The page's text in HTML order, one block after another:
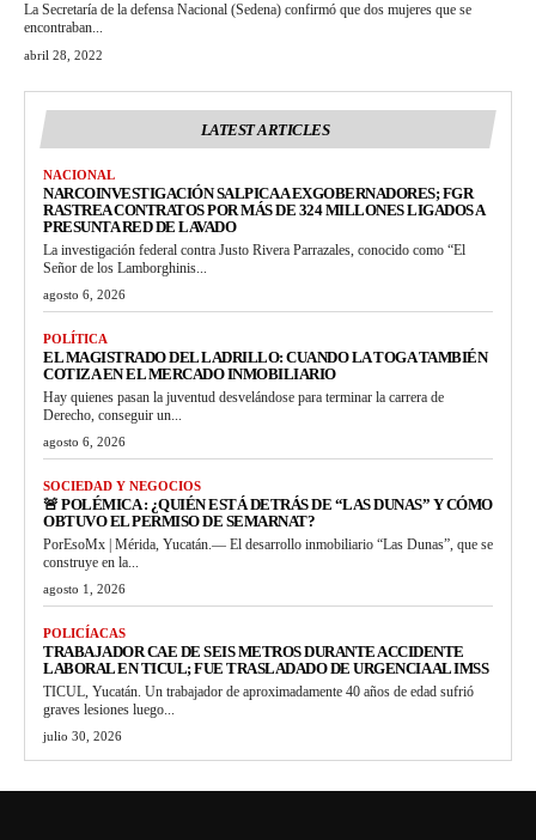
La Secretaría de la defensa Nacional (Sedena) confirmó que dos mujeres que se
encontraban...
abril 28, 2022
LATEST ARTICLES
NACIONAL
NARCOINVESTIGACIÓN SALPICA A EXGOBERNADORES; FGR
RASTREA CONTRATOS POR MÁS DE 324 MILLONES LIGADOS A
PRESUNTA RED DE LAVADO
La investigación federal contra Justo Rivera Parrazales, conocido como “El
Señor de los Lamborghinis...
agosto 6, 2026
POLÍTICA
EL MAGISTRADO DEL LADRILLO: CUANDO LA TOGA TAMBIÉN
COTIZA EN EL MERCADO INMOBILIARIO
Hay quienes pasan la juventud desvelándose para terminar la carrera de
Derecho, conseguir un...
agosto 6, 2026
SOCIEDAD Y NEGOCIOS
🚨 POLÉMICA : ¿QUIÉN ESTÁ DETRÁS DE “LAS DUNAS” Y CÓMO
OBTUVO EL PERMISO DE SEMARNAT?
PorEsoMx | Mérida, Yucatán.— El desarrollo inmobiliario “Las Dunas”, que se
construye en la...
agosto 1, 2026
POLICÍACAS
TRABAJADOR CAE DE SEIS METROS DURANTE ACCIDENTE
LABORAL EN TICUL; FUE TRASLADADO DE URGENCIA AL IMSS
TICUL, Yucatán. Un trabajador de aproximadamente 40 años de edad sufrió
graves lesiones luego...
julio 30, 2026